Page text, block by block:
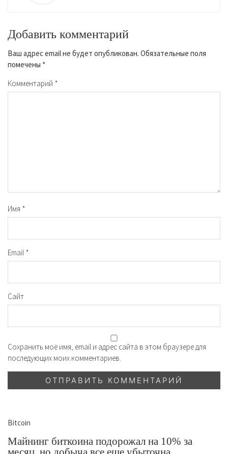
Добавить комментарий
Ваш адрес email не будет опубликован. Обязательные поля
помечены *
Комментарий *
Имя *
Email *
Сайт
Сохранить моё имя, email и адрес сайта в этом браузере для
последующих моих комментариев.
Bitcoin
Майнинг биткоина подорожал на 10% за